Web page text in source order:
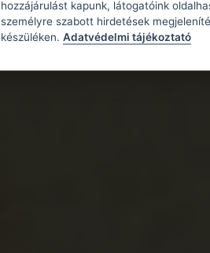
hozzájárulást kapunk, látogatóink
személyre szabott hirdetések
készüléken. Adatvédelmi tájékoztató